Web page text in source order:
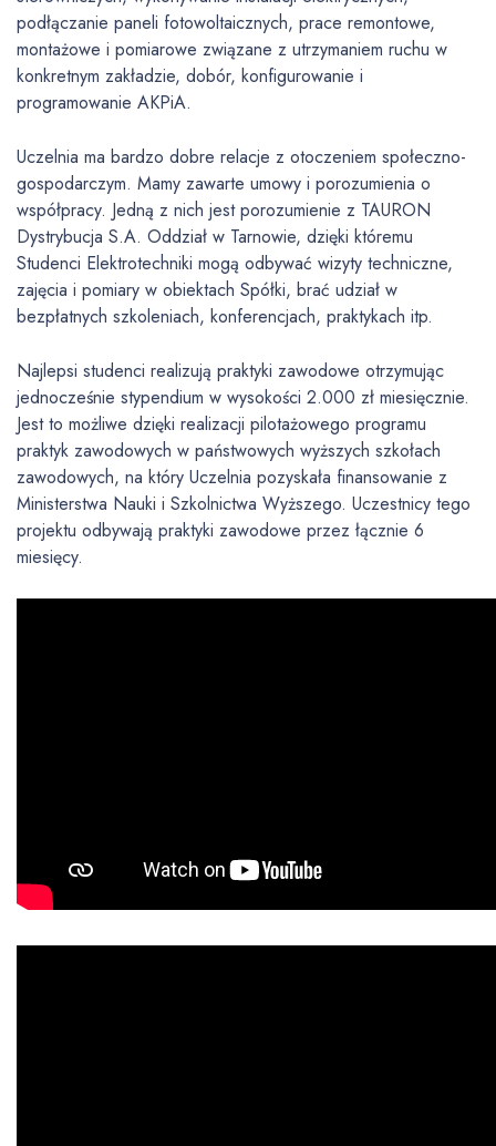
podłączanie paneli fotowoltaicznych, prace remontowe,
montażowe i pomiarowe związane z utrzymaniem ruchu w
konkretnym zakładzie, dobór, konfigurowanie i
programowanie AKPiA.
Uczelnia ma bardzo dobre relacje z otoczeniem społeczno-
gospodarczym. Mamy zawarte umowy i porozumienia o
współpracy. Jedną z nich jest porozumienie z TAURON
Dystrybucja S.A. Oddział w Tarnowie, dzięki któremu
Studenci Elektrotechniki mogą odbywać wizyty techniczne,
zajęcia i pomiary w obiektach Spółki, brać udział w
bezpłatnych szkoleniach, konferencjach, praktykach itp.
Najlepsi studenci realizują praktyki zawodowe otrzymując
jednocześnie stypendium w wysokości 2.000 zł miesięcznie.
Jest to możliwe dzięki realizacji pilotażowego programu
praktyk zawodowych w państwowych wyższych szkołach
zawodowych, na który Uczelnia pozyskała finansowanie z
Ministerstwa Nauki i Szkolnictwa Wyższego. Uczestnicy tego
projektu odbywają praktyki zawodowe przez łącznie 6
miesięcy.